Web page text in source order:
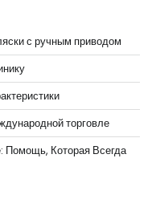
с ручным приводом
торговле
Помощь, Которая Всегда